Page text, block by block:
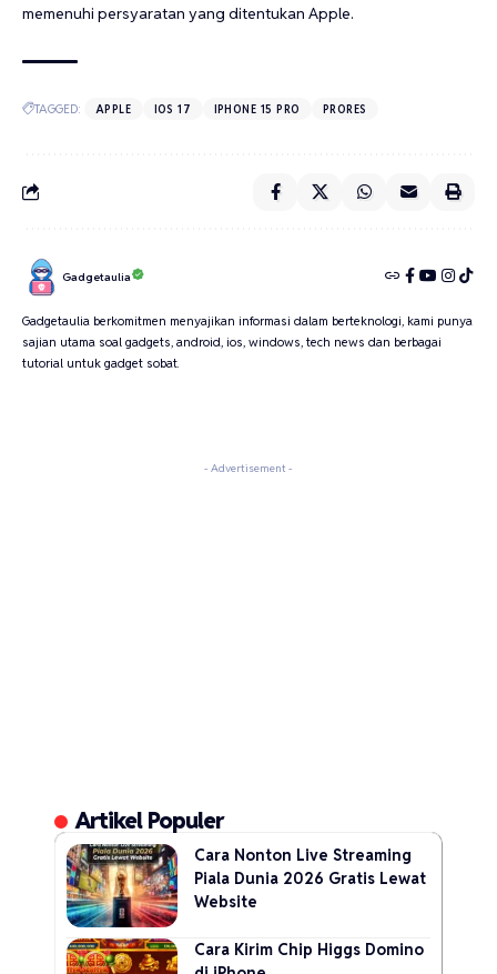
memenuhi persyaratan yang ditentukan Apple.
TAGGED: APPLE IOS 17 IPHONE 15 PRO PRORES
Gadgetaulia
Gadgetaulia berkomitmen menyajikan informasi dalam berteknologi, kami punya
sajian utama soal gadgets, android, ios, windows, tech news dan berbagai
tutorial untuk gadget sobat.
- Advertisement -
Artikel Populer
Cara Nonton Live Streaming
Piala Dunia 2026 Gratis Lewat
Website
Cara Kirim Chip Higgs Domino